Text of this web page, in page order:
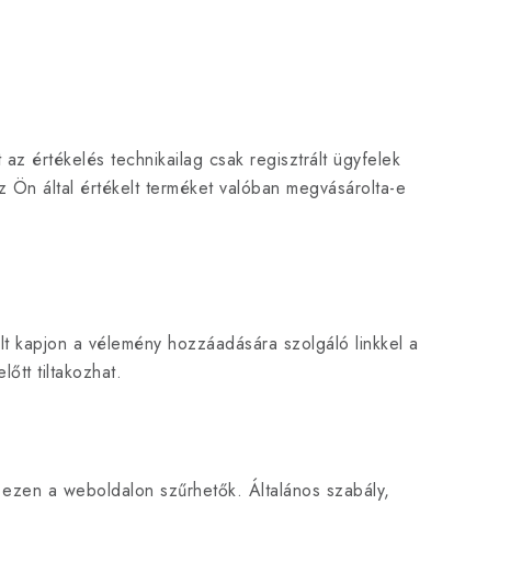
értékelés technikailag csak regisztrált ügyfelek
által értékelt terméket valóban megvásárolta-e
a vélemény hozzáadására szolgáló linkkel a
tiltakozhat.
a weboldalon szűrhetők. Általános szabály,